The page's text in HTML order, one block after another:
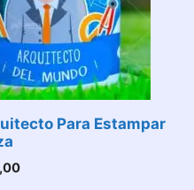
Para Estampar